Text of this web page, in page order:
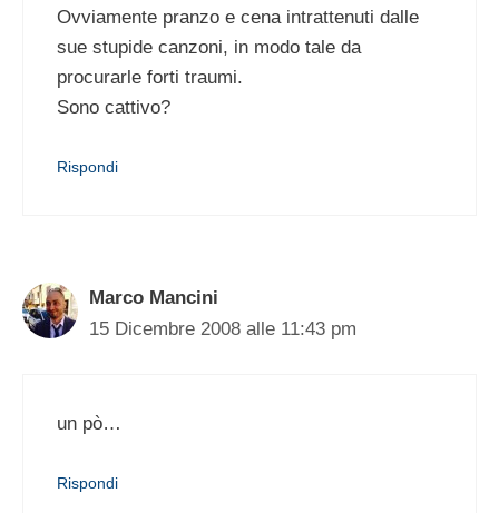
Ovviamente pranzo e cena intrattenuti dalle
sue stupide canzoni, in modo tale da
procurarle forti traumi.
Sono cattivo?
Rispondi
Marco Mancini
15 Dicembre 2008 alle 11:43 pm
un pò…
Rispondi